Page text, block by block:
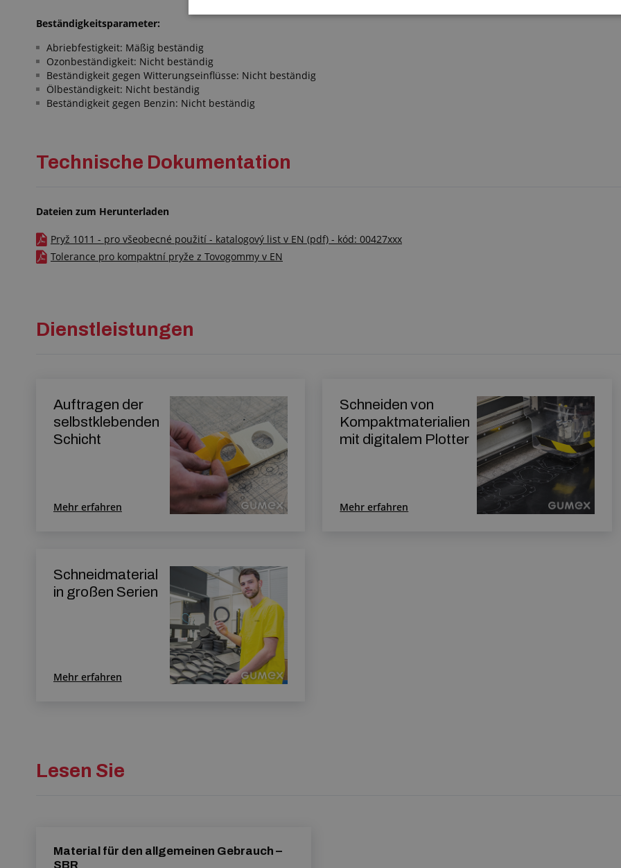
Beständigkeitsparameter:
Abriebfestigkeit: Mäßig beständig
Ozonbeständigkeit: Nicht beständig
Beständigkeit gegen Witterungseinflüsse: Nicht beständig
Ölbeständigkeit: Nicht beständig
Beständigkeit gegen Benzin: Nicht beständig
Technische Dokumentation
Dateien zum Herunterladen
Pryž 1011 - pro všeobecné použití - katalogový list v EN (pdf) - kód: 00427xxx
Tolerance pro kompaktní pryže z Tovogommy v EN
Dienstleistungen
Auftragen der
selbstklebenden
Schicht
Mehr erfahren
Schneiden von
Kompaktmaterialien
mit digitalem Plotter
Mehr erfahren
Schneidmaterial
in großen Serien
Mehr erfahren
Lesen Sie
Material für den allgemeinen Gebrauch –
SBR